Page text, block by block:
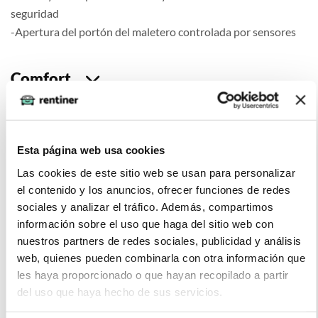
Esta página web usa cookies
Las cookies de este sitio web se usan para personalizar
el contenido y los anuncios, ofrecer funciones de redes
sociales y analizar el tráfico. Además, compartimos
información sobre el uso que haga del sitio web con
nuestros partners de redes sociales, publicidad y análisis
web, quienes pueden combinarla con otra información que
les haya proporcionado o que hayan recopilado a partir
del uso que haya hecho de sus servicios.
seguridad
-Apertura del portón del maletero controlada por sensores
Comfort
Seguridad
Multimedia
Extras